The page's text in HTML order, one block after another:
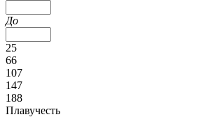
До
25
66
107
147
188
Плавучесть